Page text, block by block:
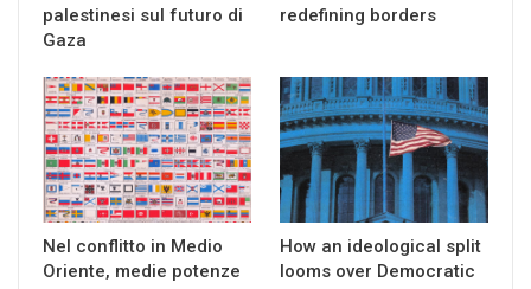
palestinesi sul futuro di
Gaza
redefining borders
Nel conflitto in Medio
Oriente, medie potenze
How an ideological split
looms over Democratic